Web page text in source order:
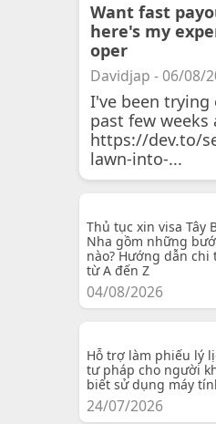
Want fast
here's my
oper
Davidjap - 06/08/
I've been trying
past few weeks
https://dev.to/
lawn-into-...
Thủ tục xin visa Tây
Nha gồm những
nào? Hướng dẫn chi
từ A đến Z
04/08/2026
Hỗ trợ làm phiếu lý
tư pháp cho người
biết sử dụng máy
24/07/2026